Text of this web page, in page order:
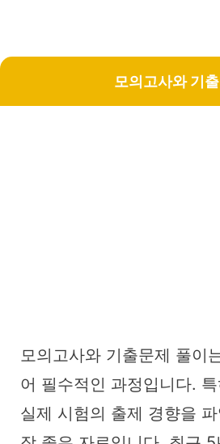
모의고사와 기출
모의고사와 기출문제 풀이
어 필수적인 과정입니다.
실제 시험의 출제 경향을